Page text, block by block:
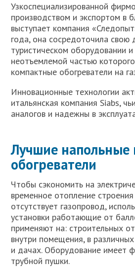
Узкоспециализированной
производством и экспортом в
выступает компания
года, она сосредоточила свою
туристическом оборудовании
неотъемлемой частью
компактные обогреватели на
Инновационные технологии
итальянская компания Siabs,
аналогов и надежны в
Лучшие напольные
обогреватели
Чтобы сэкономить на
временное отопление
отсутствует газопровод,
установки работающие от
применяют на: строительных
внутри помещения, в
и дачах. Оборудование имеет
трубной пушки.